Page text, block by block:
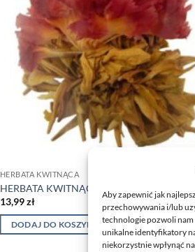
Aby zapewnić jak
przechowywania i/lub
technologie pozwoli
unikalne identyfikatory
niekorzystnie wpłynąć
HERBATA KWITNĄCA
HERBATA KWITNĄCA ORIENTAL HEART
13,99zł
DODAJ DO KOSZYKA